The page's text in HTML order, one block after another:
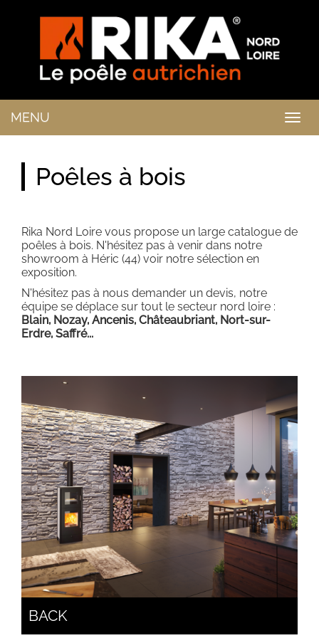
MENU
Poêles à bois
Rika Nord Loire vous propose un large catalogue de
poêles à bois. N'hésitez pas à venir dans notre
showroom à Héric (44) voir notre sélection en
exposition.
N'hésitez pas à nous demander un devis, notre
équipe se déplace sur tout le secteur nord loire :
Blain, Nozay, Ancenis, Châteaubriant, Nort-sur-
Erdre, Saffré...
BACK